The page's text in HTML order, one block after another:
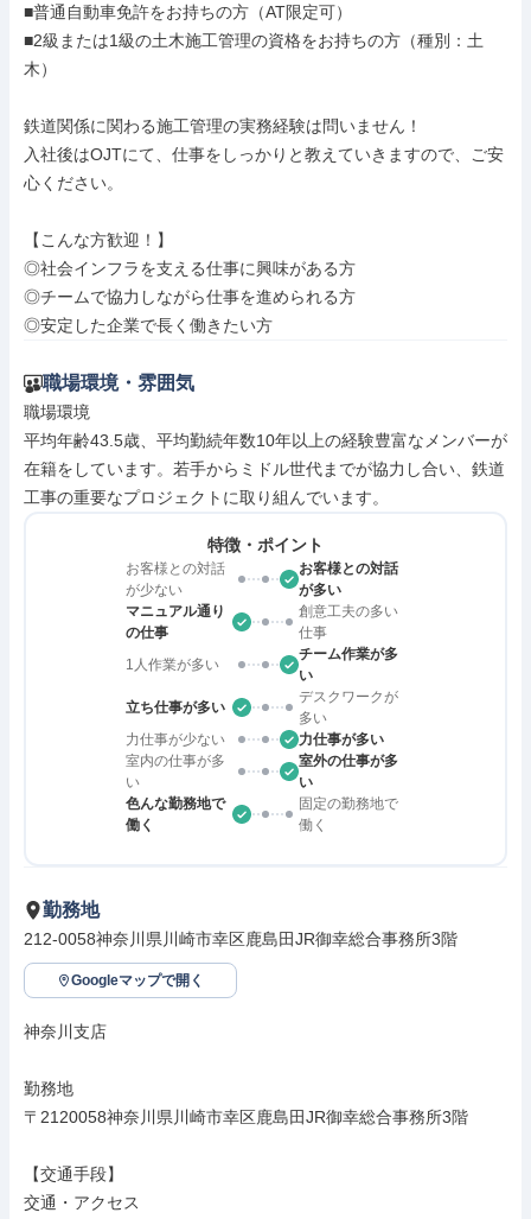
■普通自動車免許をお持ちの方（AT限定可）
■2級または1級の土木施工管理の資格をお持ちの方（種別：土
木）
鉄道関係に関わる施工管理の実務経験は問いません！
入社後はOJTにて、仕事をしっかりと教えていきますので、ご安
心ください。
【こんな方歓迎！】
◎社会インフラを支える仕事に興味がある方
◎チームで協力しながら仕事を進められる方
◎安定した企業で長く働きたい方
職場環境・雰囲気
職場環境
平均年齢43.5歳、平均勤続年数10年以上の経験豊富なメンバーが
在籍をしています。若手からミドル世代までが協力し合い、鉄道
工事の重要なプロジェクトに取り組んでいます。
特徴・ポイント
お客様との対話
が少ない
お客様との対話
が多い
マニュアル通り
の仕事
創意工夫の多い
仕事
1人作業が多い
チーム作業が多
い
立ち仕事が多い
デスクワークが
多い
力仕事が少ない
力仕事が多い
室内の仕事が多
い
室外の仕事が多
い
色んな勤務地で
働く
固定の勤務地で
働く
勤務地
212-0058神奈川県川崎市幸区鹿島田JR御幸総合事務所3階
Googleマップで開く
神奈川支店
勤務地
〒2120058神奈川県川崎市幸区鹿島田JR御幸総合事務所3階
【交通手段】
交通・アクセス